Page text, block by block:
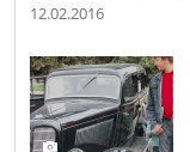
12.02.2016